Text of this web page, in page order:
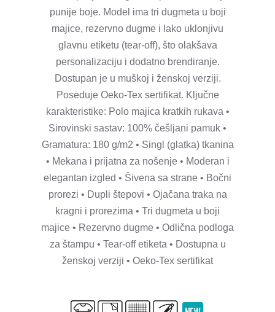
punije boje. Model ima tri dugmeta u boji
majice, rezervno dugme i lako uklonjivu
glavnu etiketu (tear-off), što olakšava
personalizaciju i dodatno brendiranje.
Dostupan je u muškoj i ženskoj verziji.
Poseduje Oeko-Tex sertifikat. Ključne
karakteristike: Polo majica kratkih rukava •
Sirovinski sastav: 100% češljani pamuk •
Gramatura: 180 g/m2 • Singl (glatka) tkanina
• Mekana i prijatna za nošenje • Moderan i
elegantan izgled • Šivena sa strane • Bočni
prorezi • Dupli štepovi • Ojačana traka na
kragni i prorezima • Tri dugmeta u boji
majice • Rezervno dugme • Odlična podloga
za štampu • Tear-off etiketa • Dostupna u
ženskoj verziji • Oeko-Tex sertifikat